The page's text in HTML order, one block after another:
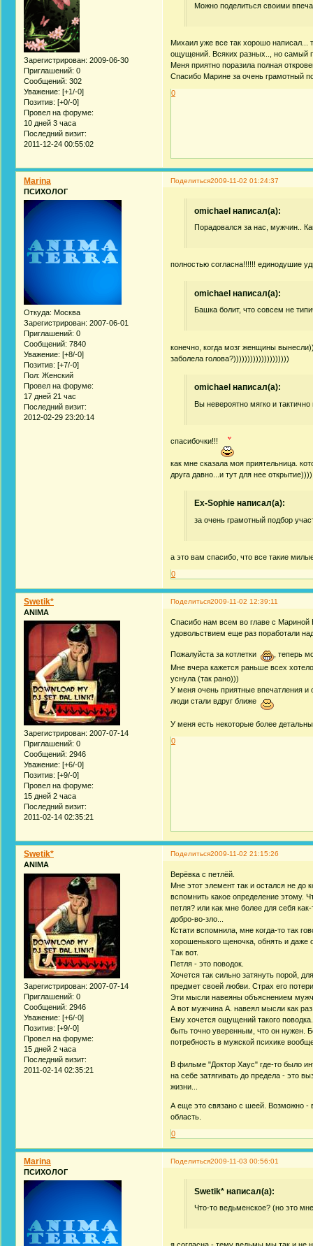
Зарегистрирован: 2009-06-30
Приглашений: 0
Сообщений: 302
Уважение: [+1/-0]
Позитив: [+0/-0]
Провел на форуме:
10 дней 3 часа
Последний визит:
2011-12-24 00:55:02
Можно поделиться своими
Михаил уже все так хорошо написал...
ощущений. Всяких разных.., но самый
Меня приятно поразила полная
Спасибо Марине за очень грамотный
0
Поделиться2009-11-02 01:24:37
Marina
ПСИХОЛОГ
Откуда: Москва
Зарегистрирован: 2007-06-01
Приглашений: 0
Сообщений: 7840
Уважение: [+8/-0]
Позитив: [+7/-0]
Пол: Женский
Провел на форуме:
17 дней 21 час
Последний визит:
2012-02-29 23:20:14
omichael написал(а):
Порадовался за нас, мужчин..
полностью согласна!!!!!! единодушие
omichael написал(а):
Башка болит, что совсем не
конечно, когда мозг женщины
заболела голова?))))))))))))))))))))
omichael написал(а):
Вы невероятно мягко и
спасибочки!!!
как мне сказала моя приятельница.
друга давно...и тут для нее открытие))))
Ex-Sophie написал(а):
за очень грамотный подбор
а это вам спасибо, что все такие
0
Поделиться2009-11-02 12:39:11
Swetik*
ANIMA
Зарегистрирован: 2007-07-14
Приглашений: 0
Сообщений: 2946
Уважение: [+6/-0]
Позитив: [+9/-0]
Провел на форуме:
15 дней 2 часа
Последний визит:
2011-02-14 02:35:21
Спасибо нам всем во главе с Мариной
удовольствием еще раз поработали
Пожалуйста за котлетки
, теперь
Мне вчера кажется раньше всех
уснула (так рано)))
У меня очень приятные впечатления
люди стали вдруг ближе
У меня есть некоторые более
0
Поделиться2009-11-02 21:15:26
Swetik*
ANIMA
Зарегистрирован: 2007-07-14
Приглашений: 0
Сообщений: 2946
Уважение: [+6/-0]
Позитив: [+9/-0]
Провел на форуме:
15 дней 2 часа
Последний визит:
2011-02-14 02:35:21
Верёвка с петлёй.
Мне этот элемент так и остался не до
вспомнить какое определение этому.
петля? или как мне более для себя
добро-во-зло...
Кстати вспомнила, мне когда-то так
хорошенького щеночка, обнять и даже
Так вот.
Петля - это поводок.
Хочется так сильно затянуть порой,
предмет своей любви. Страх его
Эти мысли навеяны объяснением
А вот мужчина А. навеял мысли как
Ему хочется ощущений такого
быть точно уверенным, что он нужен.
потребность в мужской психике
В фильме "Доктор Хаус" где-то было
на себе затягивать до предела - это
жизни...
А еще это связано с шеей. Возможно -
область.
0
Поделиться2009-11-03 00:56:01
Marina
ПСИХОЛОГ
Swetik* написал(а):
Что-то ведьменское? (но это